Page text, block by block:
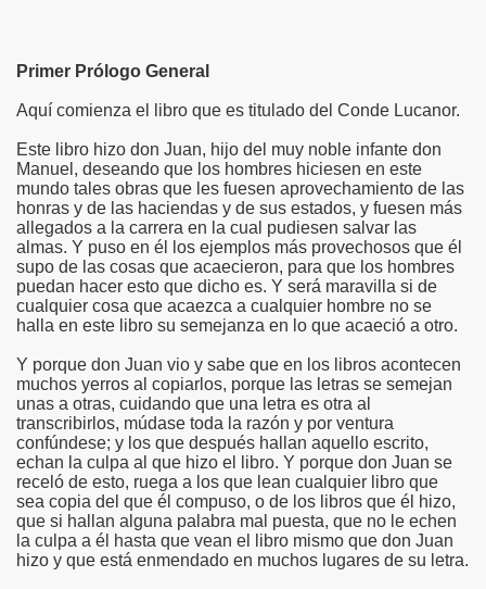
Primer Prólogo General
Aquí comienza el libro que es titulado del Conde Lucanor.
Este libro hizo don Juan, hijo del muy noble infante don
Manuel, deseando que los hombres hiciesen en este
mundo tales obras que les fuesen aprovechamiento de las
honras y de las haciendas y de sus estados, y fuesen más
allegados a la carrera en la cual pudiesen salvar las
almas. Y puso en él los ejemplos más provechosos que él
supo de las cosas que acaecieron, para que los hombres
puedan hacer esto que dicho es. Y será maravilla si de
cualquier cosa que acaezca a cualquier hombre no se
halla en este libro su semejanza en lo que acaeció a otro.
Y porque don Juan vio y sabe que en los libros acontecen
muchos yerros al copiarlos, porque las letras se semejan
unas a otras, cuidando que una letra es otra al
transcribirlos, múdase toda la razón y por ventura
confúndese; y los que después hallan aquello escrito,
echan la culpa al que hizo el libro. Y porque don Juan se
receló de esto, ruega a los que lean cualquier libro que
sea copia del que él compuso, o de los libros que él hizo,
que si hallan alguna palabra mal puesta, que no le echen
la culpa a él hasta que vean el libro mismo que don Juan
hizo y que está enmendado en muchos lugares de su letra.